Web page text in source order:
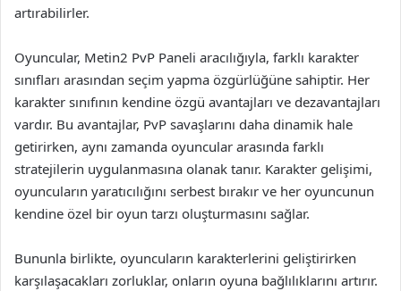
artırabilirler.
Oyuncular, Metin2 PvP Paneli aracılığıyla, farklı karakter
sınıfları arasından seçim yapma özgürlüğüne sahiptir. Her
karakter sınıfının kendine özgü avantajları ve dezavantajları
vardır. Bu avantajlar, PvP savaşlarını daha dinamik hale
getirirken, aynı zamanda oyuncular arasında farklı
stratejilerin uygulanmasına olanak tanır. Karakter gelişimi,
oyuncuların yaratıcılığını serbest bırakır ve her oyuncunun
kendine özel bir oyun tarzı oluşturmasını sağlar.
Bununla birlikte, oyuncuların karakterlerini geliştirirken
karşılaşacakları zorluklar, onların oyuna bağlılıklarını artırır.